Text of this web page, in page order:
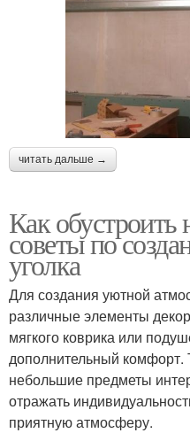
читать дальше →
Как
советы по
уголка
Для создания уютной
различные элементы
мягкого коврика или
дополнительный
небольшие предметы
отражать
приятную атмосферу.